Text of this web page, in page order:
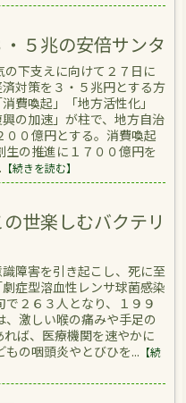
５兆の安倍サンタ
下支えに向けて２７日に
対策を３・５兆円とする方
費喚起」「地方活性化」
興の加速」が柱で、地方自治
０億円とする。消費喚起
の推進に１７００億円を
【続きを読む】
世楽しむバクテリ
障害を引き起こし、死に至
症型溶血性レンサ球菌感染
２６３人となり、１９９
激しい喉の痛みや手足の
ば、医療機関を速やかに
の咽頭炎やとびひを... 【続